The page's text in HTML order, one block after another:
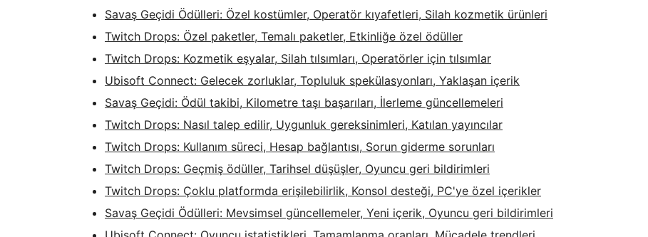
Savaş Geçidi Ödülleri: Özel kostümler, Operatör kıyafetleri, Silah kozmetik ürünleri
Twitch Drops: Özel paketler, Temalı paketler, Etkinliğe özel ödüller
Twitch Drops: Kozmetik eşyalar, Silah tılsımları, Operatörler için tılsımlar
Ubisoft Connect: Gelecek zorluklar, Topluluk spekülasyonları, Yaklaşan içerik
Savaş Geçidi: Ödül takibi, Kilometre taşı başarıları, İlerleme güncellemeleri
Twitch Drops: Nasıl talep edilir, Uygunluk gereksinimleri, Katılan yayıncılar
Twitch Drops: Kullanım süreci, Hesap bağlantısı, Sorun giderme sorunları
Twitch Drops: Geçmiş ödüller, Tarihsel düşüşler, Oyuncu geri bildirimleri
Twitch Drops: Çoklu platformda erişilebilirlik, Konsol desteği, PC'ye özel içerikler
Savaş Geçidi Ödülleri: Mevsimsel güncellemeler, Yeni içerik, Oyuncu geri bildirimleri